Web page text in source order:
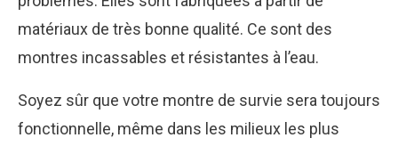
matériaux de très bonne qualité. Ce sont des
montres incassables et résistantes à l’eau.
Soyez sûr que votre montre de survie sera toujours
fonctionnelle, même dans les milieux les plus